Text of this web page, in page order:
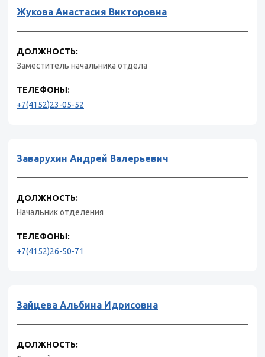
Жукова Анастасия Викторовна
ДОЛЖНОСТЬ:
Заместитель начальника отдела
ТЕЛЕФОНЫ:
+7(4152)23-05-52
Заварухин Андрей Валерьевич
ДОЛЖНОСТЬ:
Начальник отделения
ТЕЛЕФОНЫ:
+7(4152)26-50-71
Зайцева Альбина Идрисовна
ДОЛЖНОСТЬ: